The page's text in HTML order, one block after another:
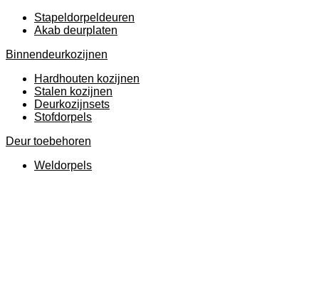
Stapeldorpeldeuren
Akab deurplaten
Binnendeurkozijnen
Hardhouten kozijnen
Stalen kozijnen
Deurkozijnsets
Stofdorpels
Deur toebehoren
Weldorpels